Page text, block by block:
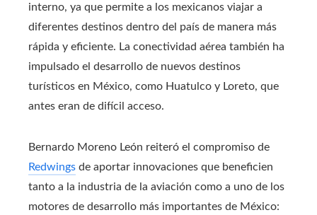
interno, ya que permite a los mexicanos viajar a
diferentes destinos dentro del país de manera más
rápida y eficiente. La conectividad aérea también ha
impulsado el desarrollo de nuevos destinos
turísticos en México, como Huatulco y Loreto, que
antes eran de difícil acceso.
Bernardo Moreno León reiteró el compromiso de
Redwings de aportar innovaciones que beneficien
tanto a la industria de la aviación como a uno de los
motores de desarrollo más importantes de México: